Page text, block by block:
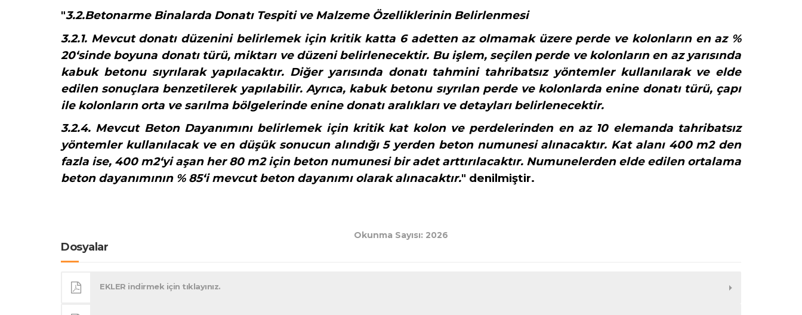
"3.2.Betonarme Binalarda Donatı Tespiti ve Malzeme Özelliklerinin Belirlenmesi
3.2.1. Mevcut donatı düzenini belirlemek için kritik katta 6 adetten az olmamak üzere perde ve kolonların en az %
20‘sinde boyuna donatı türü, miktarı ve düzeni belirlenecektir. Bu işlem, seçilen perde ve kolonların en az yarısında
kabuk betonu sıyrılarak yapılacaktır. Diğer yarısında donatı tahmini tahribatsız yöntemler kullanılarakve elde
edilen sonuçlara benzetilerek yapılabilir. Ayrıca, kabuk betonu sıyrılan perde ve kolonlarda enine donatı türü, çapı
ile kolonların orta ve sarılma bölgelerinde enine donatı aralıkları ve detayları belirlenecektir.
3.2.4. Mevcut Beton Dayanımını belirlemek için kritik kat kolon ve perdelerinden en az 10 elemandatahribatsız
yöntemler kullanılacakve en düşük sonucun alındığı 5 yerden beton numunesi alınacaktır. Kat alanı 400 m2 den
fazla ise, 400 m2‘yi aşan her 80 m2 için beton numunesi bir adet arttırılacaktır. Numunelerden elde edilen ortalama
beton dayanımının % 85‘i mevcut beton dayanımı olarak alınacaktır." denilmiştir.
Okunma Sayısı: 2026
Dosyalar
EKLER indirmek için tıklayınız.